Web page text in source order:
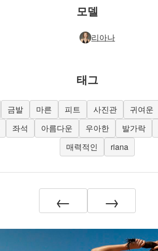
모델
리아나
태그
금발 마른 피트 사진관 귀여운
좌석 아름다운 우아한 발가락
매력적인
riana
← →